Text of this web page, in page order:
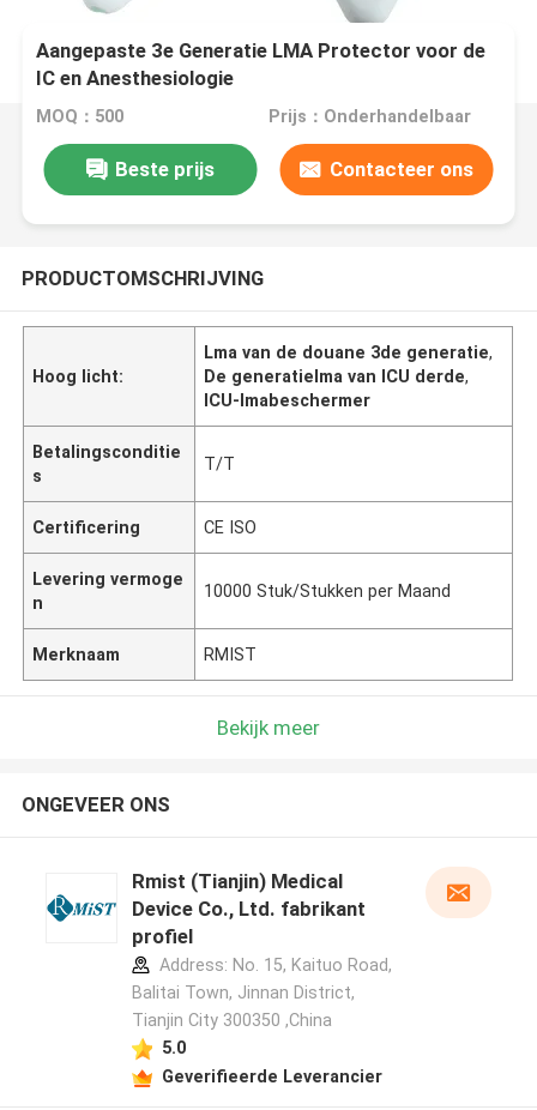
Aangepaste 3e Generatie LMA Protector voor de
IC en Anesthesiologie
MOQ：500 Prijs：Onderhandelbaar
Beste prijs Contacteer ons
PRODUCTOMSCHRIJVING
Hoog licht:
Lma van de douane 3de generatie,
De generatielma van ICU derde,
ICU-lmabeschermer
Betalingsconditie
s
T/T
Certificering CE ISO
Levering vermoge
n
10000 Stuk/Stukken per Maand
Merknaam RMIST
Bekijk meer
ONGEVEER ONS
Rmist (Tianjin) Medical
Device Co., Ltd. fabrikant
profiel
Address: No. 15, Kaituo Road,
Balitai Town, Jinnan District,
Tianjin City 300350 ,China
5.0
Geverifieerde Leverancier